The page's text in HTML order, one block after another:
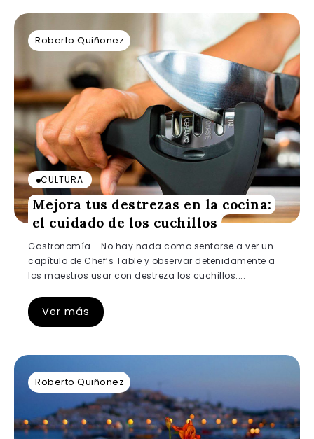
Roberto Quiñonez
CULTURA
Mejora tus destrezas en la cocina:
el cuidado de los cuchillos
Gastronomía.- No hay nada como sentarse a ver un
capítulo de Chef’s Table y observar detenidamente a
los maestros usar con destreza los cuchillos....
Ver más
Roberto Quiñonez